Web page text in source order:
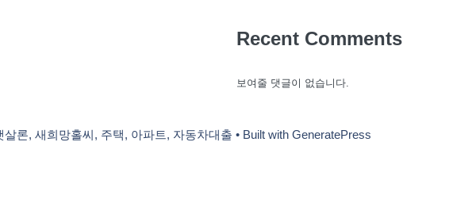
Recent Comments
보여줄 댓글이 없습니다.
론, 새희망홀씨, 주택, 아파트, 자동차대출 • Built with GeneratePress